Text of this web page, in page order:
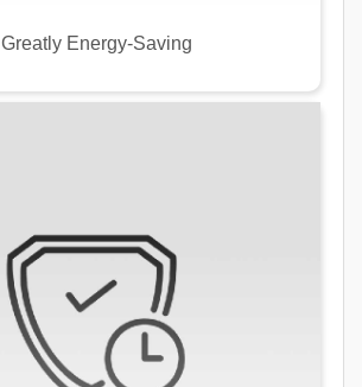
Greatly Energy-Saving